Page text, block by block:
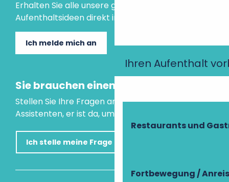
Ihren Aufenthalt
Restaurants und
Fortbewegung /
Erhalten Sie alle unsere guten Tipps und
Aufenthaltsideen direkt in Ihre Mailbox.
Ich melde mich an
Sie brauchen einen Rat?
Stellen Sie Ihre Fragen an unseren virtuellen
Assistenten, er ist da, um Ihnen zu helfen.
Ich stelle meine Frage